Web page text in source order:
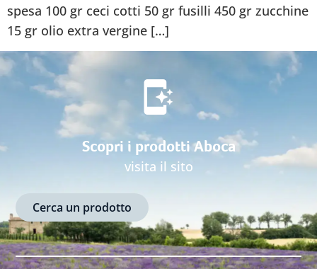
spesa 100 gr ceci cotti 50 gr fusilli 450 gr zucchine
15 gr olio extra vergine […]
Scopri i prodotti Aboca
visita il sito
Cerca un prodotto